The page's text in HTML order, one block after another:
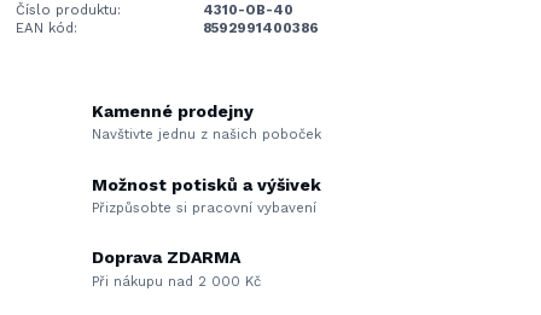
Číslo produktu:
4310-OB-40
EAN kód:
8592991400386
Kamenné prodejny
Navštivte jednu z našich poboček
Možnost potisků a výšivek
Přizpůsobte si pracovní vybavení
Doprava ZDARMA
Při nákupu nad 2 000 Kč